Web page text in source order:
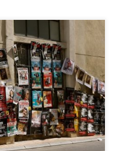
donne les modalités
cet été, l’autorisation
14h. Soyez prêt parce que
Vous
concernant
l’affichage débutera […]